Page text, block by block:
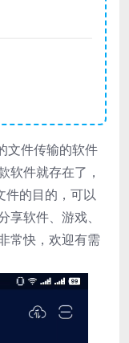
文件传输的软件
软件就存在了，
的目的，可以
软件、游戏、
常快，欢迎有需